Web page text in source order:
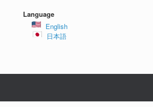
Language
English
日本語